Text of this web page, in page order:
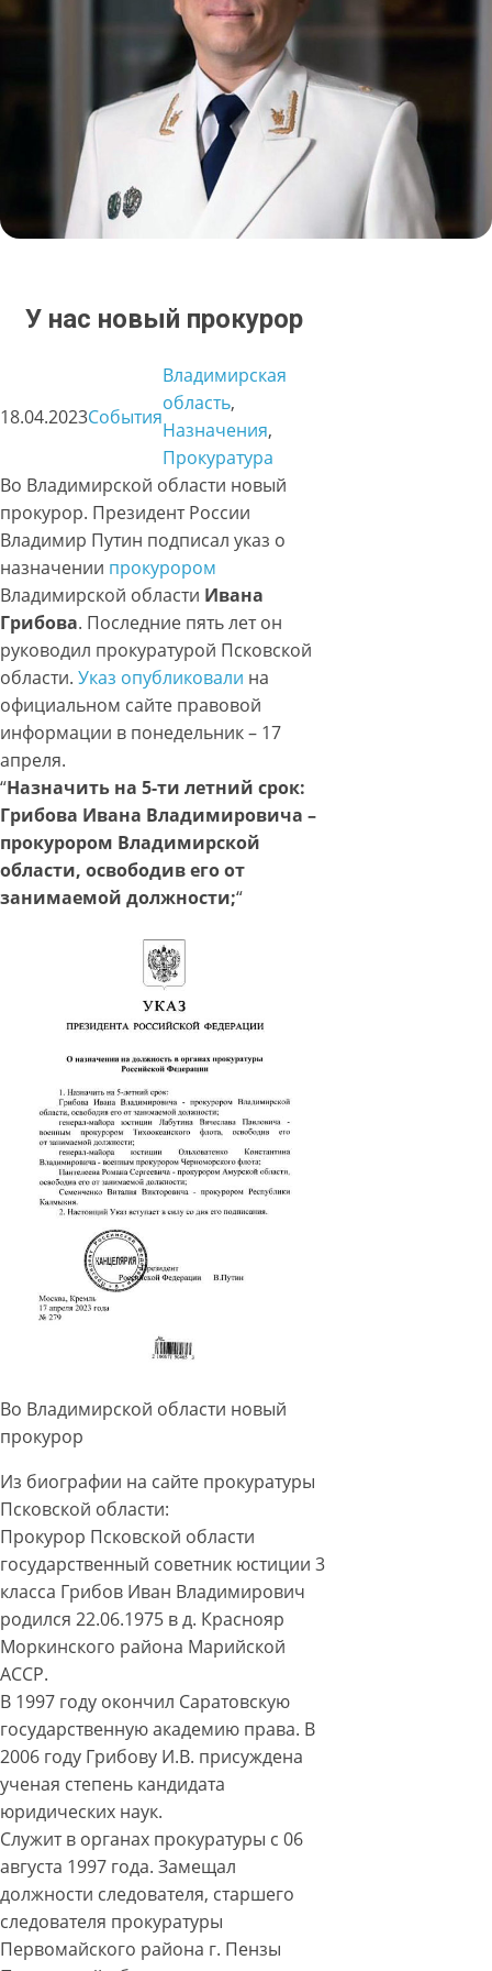
У нас новый прокурор
18.04.2023События
Владимирская
область
Назначения
Прокуратура
Во Владимирской области новый
прокурор. Президент России
Владимир Путин подписал указ о
назначении прокурором
Владимирской области Ивана
Грибова. Последние пять лет он
руководил прокуратурой Псковской
области. Указ опубликовали на
официальном сайте правовой
информации в понедельник – 17
апреля.
“Назначить на 5-ти летний срок:
Грибова Ивана Владимировича –
прокурором Владимирской
области, освободив его от
занимаемой должности;“
Во Владимирской области новый
прокурор
Из биографии на сайте прокуратуры
Псковской области:
Прокурор Псковской области
государственный советник юстиции 3
класса Грибов Иван Владимирович
родился 22.06.1975 в д. Краснояр
Моркинского района Марийской
АССР.
В 1997 году окончил Саратовскую
государственную академию права. В
2006 году Грибову И.В. присуждена
ученая степень кандидата
юридических наук.
Служит в органах прокуратуры с 06
августа 1997 года. Замещал
должности следователя, старшего
следователя прокуратуры
Первомайского района г. Пензы